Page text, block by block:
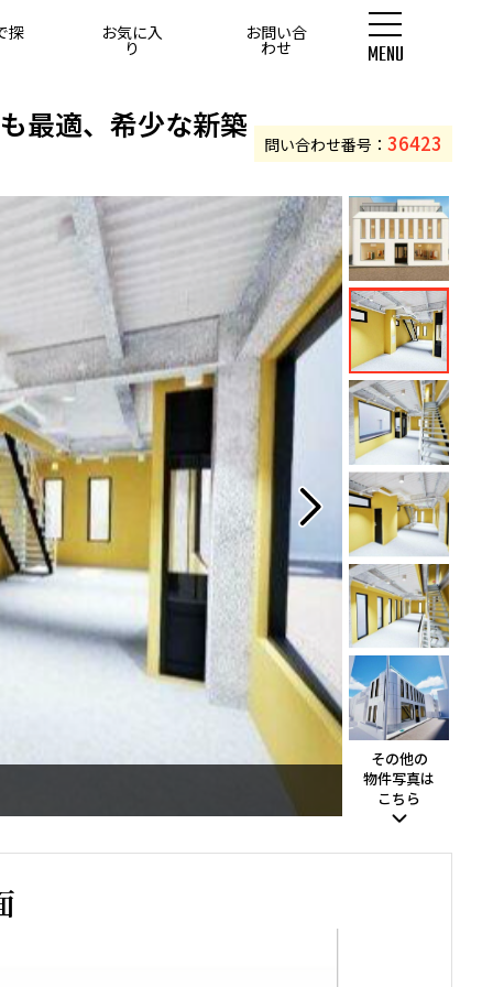
探 お気に入
り
お問い合
わせ MENU
最適、希少な新築
問い合わせ番号： 36423
その他の
物件写真は
こちら